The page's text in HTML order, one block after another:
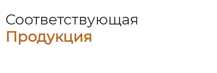
Соответствующая
Продукция